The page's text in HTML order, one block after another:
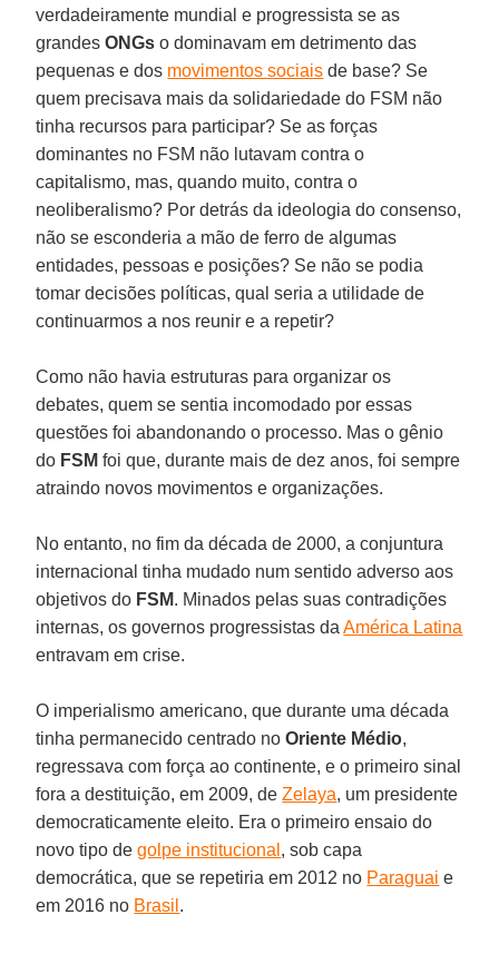
verdadeiramente mundial e progressista se as
grandesONGs o dominavam em detrimento das
pequenas e dos movimentos sociais de base? Se
quem precisava mais da solidariedade do FSM não
tinha recursos para participar? Se as forças
dominantes no FSM não lutavam contra o
capitalismo, mas, quando muito, contra o
neoliberalismo? Por detrás da ideologia do consenso,
não se esconderia a mão de ferro de algumas
entidades, pessoas e posições? Se não se podia
tomar decisões políticas, qual seria a utilidade de
continuarmos a nos reunir e a repetir?
Como não havia estruturas para organizar os
debates, quem se sentia incomodado por essas
questões foi abandonando o processo. Mas o gênio
do FSM foi que, durante mais de dez anos, foi sempre
atraindo novos movimentos e organizações.
No entanto, no fim da década de 2000, a conjuntura
internacional tinha mudado num sentido adverso aos
objetivos do FSM. Minados pelas suas contradições
internas, os governos progressistas daAmérica Latina
entravam em crise.
O imperialismo americano, que durante uma década
tinha permanecido centrado noOriente Médio,
regressava com força ao continente, e o primeiro sinal
fora a destituição, em 2009, deZelaya, um presidente
democraticamente eleito. Era o primeiro ensaio do
novo tipo degolpe institucional , sob capa
democrática, que se repetiria em 2012 no Paraguai e
em 2016 no Brasil .